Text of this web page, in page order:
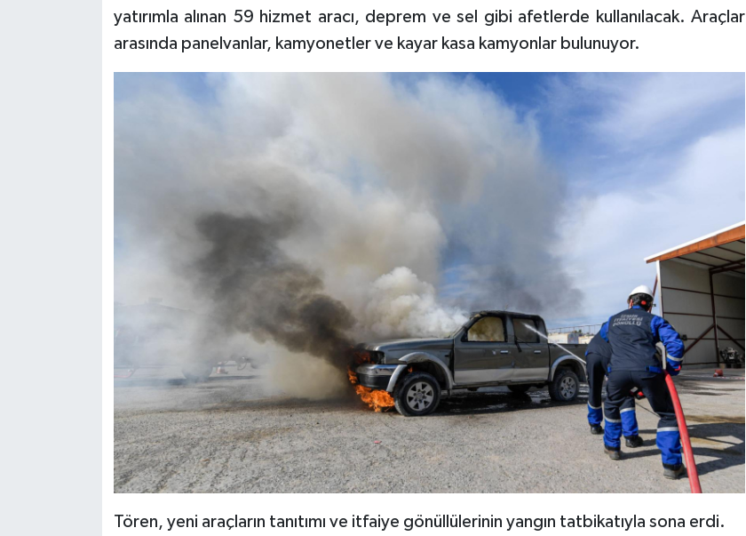
yatırımla alınan 59 hizmet aracı, deprem ve sel gibi afetlerde kullanılacak. Araçlar
arasında panelvanlar, kamyonetler ve kayar kasa kamyonlar bulunuyor.
Tören, yeni araçların tanıtımı ve itfaiye gönüllülerinin yangın tatbikatıyla sona erdi.